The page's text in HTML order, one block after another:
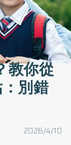
教你從
別錯
2026/4/10